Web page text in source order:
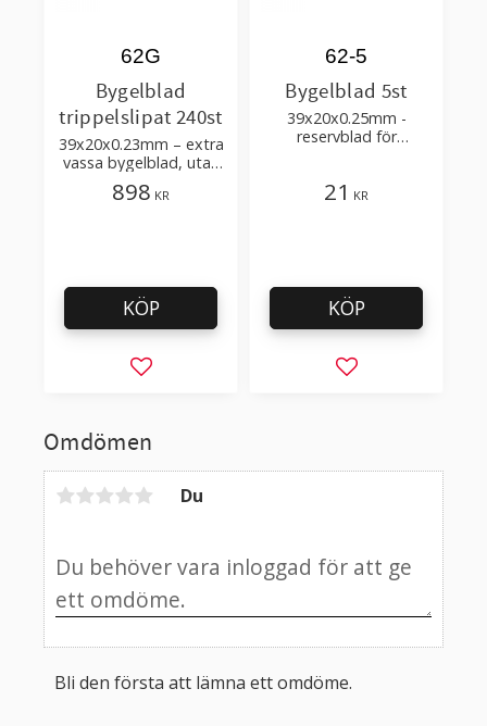
Omdömen
Du
Bli den första att lämna ett omdöme.
Bygelblad
trippelslipat 240st
39x20x0.23mm – extra
vassa bygelblad, utan
skyddspapper, i en
kartonglåda
62G
898 KR
Lägg till i favoriter
KÖP
Bygelblad 5st
39x20x0.25mm -
reservblad för
användning
62-5
21 KR
Lägg till i
KÖP